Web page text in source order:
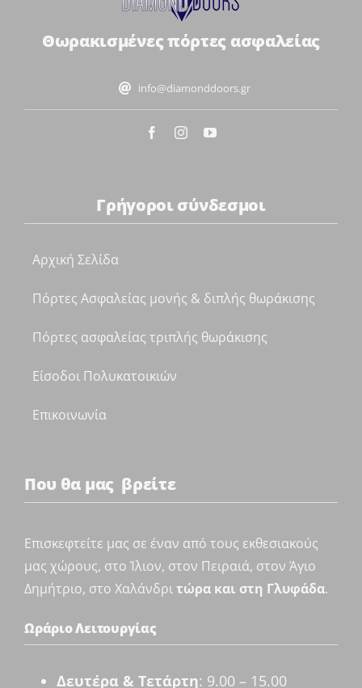
Θωρακισμένες πόρτες ασφαλείας
info@diamonddoors.gr
Γρήγοροι σύνδεσμοι
Αρχική Σελίδα
Πόρτες Ασφαλείας μονής & διπλής θωράκισης
Πόρτες ασφαλείας τριπλής θωράκισης
Είσοδοι Πολυκατοικιών
Επικοινωνία
Που θα μας βρείτε
Επισκεφτείτε μας σε έναν από τους εκθεσιακούς
μας χώρους, στο Ίλιον, στον Πειραιά, στον Άγιο
Δημήτριο, στο Χαλάνδριτώρα και στη Γλυφάδα.
Ωράριο Λειτουργίας
Δευτέρα & Τετάρτη: 9.00 – 15.00